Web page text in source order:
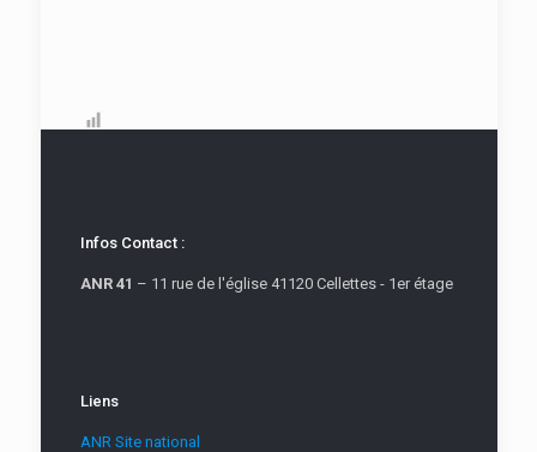
Infos Contact :
ANR 41 – 11 rue de l'église 41120 Cellettes - 1er étage
Liens
ANR Site national